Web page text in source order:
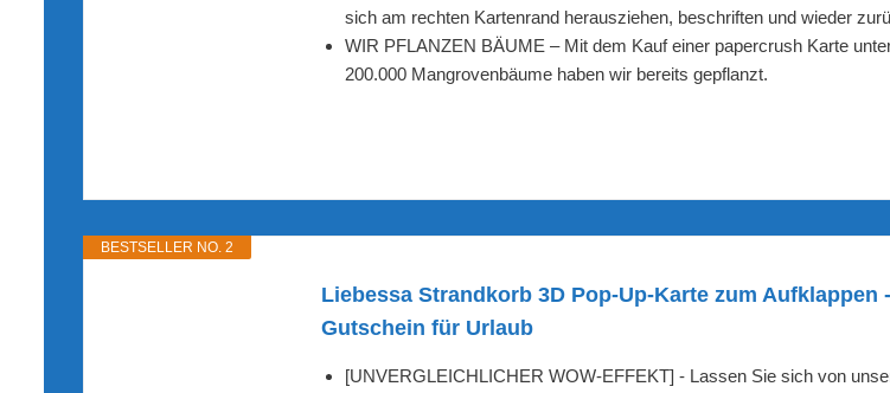
sich am rechten Kartenrand herausziehen, beschriften und wieder
WIR PFLANZEN BÄUME – Mit dem Kauf einer papercrush Karte
200.000 Mangrovenbäume haben wir bereits gepflanzt.
BESTSELLER NO. 2
Liebessa Strandkorb 3D Pop-Up-Karte zum
Gutschein für Urlaub
[UNVERGLEICHLICHER WOW-EFFEKT] - Lassen Sie sich von